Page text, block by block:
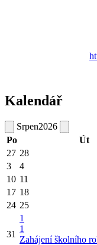
Kalendář
Srpen2026
Po
Út
27 28
3
4
10 11
17 18
24 25
31
1
1
Zahájení školního